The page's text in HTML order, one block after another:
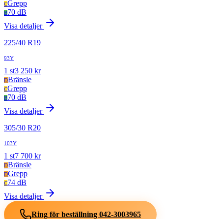
CGrepp
B70 dB
Visa detaljer
225/40 R19
93Y
1 st3 250 kr
DBränsle
CGrepp
B70 dB
Visa detaljer
305/30 R20
103Y
1 st7 700 kr
DBränsle
DGrepp
C74 dB
Visa detaljer
Ring för beställning 042-3003965